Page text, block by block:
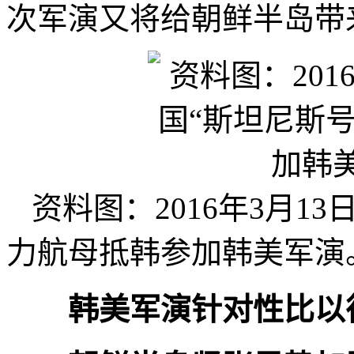
次军演又将给朝鲜半岛
资料图：2016年3月13
力航母抵韩参加韩美军演
韩美军演针对性比以